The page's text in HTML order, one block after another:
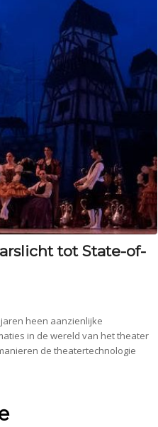
tot State-of-
heen aanzienlijke
in de wereld van het theater
de theatertechnologie